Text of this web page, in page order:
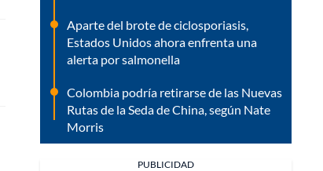
Aparte del brote de ciclosporiasis,
Estados Unidos ahora enfrenta una
alerta por salmonella
Colombia podría retirarse de las Nuevas
Rutas de la Seda de China, según Nate
Morris
PUBLICIDAD